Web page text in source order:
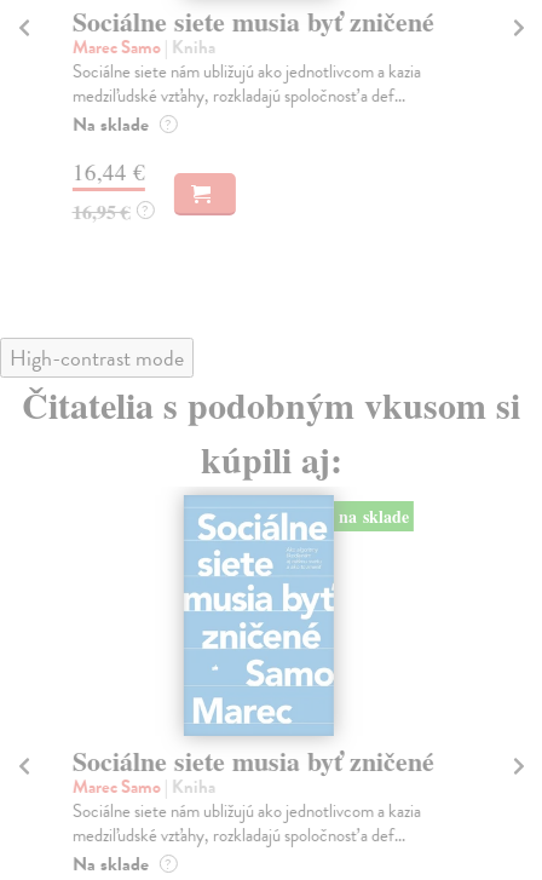
Sociálne siete musia byť zničené
Marec Samo| Kniha
Sociálne siete nám ubližujú ako jednotlivcom a kazia
medziľudské vzťahy, rozkladajú spoločnosť a def...
Na sklade ?
16,44 €
16,95 € ?
High-contrast mode
Čitatelia s podobným vkusom si
kúpili aj:
na sklade
Sociálne siete musia byť zničené
Marec Samo| Kniha
Sociálne siete nám ubližujú ako jednotlivcom a kazia
medziľudské vzťahy, rozkladajú spoločnosť a def...
Na sklade ?